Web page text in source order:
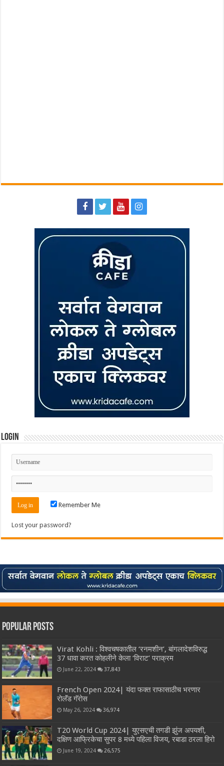
Login
Remember Me
Lost your password?
Popular Posts
Virat Kohli : विश्वचषकातील ‘रनमशीन’, बांगलादेशविरुद्ध
37 धावा करत कोहलीने केला ‘विराट’ पराक्रम
June 22, 2024 37,843
French Open 2024| यंदा फक्त राफासाठीच भरणार
रोलॅंड गॅरोस
May 26, 2024 36,974
T20 World Cup 2024| युएसएची तगडी झुंज अपयशी,
दक्षिण आफ्रिकेचा सुपर 8 मध्ये पहिला विजय, रबाडा ठरला हिरो
June 19, 2024 26,575